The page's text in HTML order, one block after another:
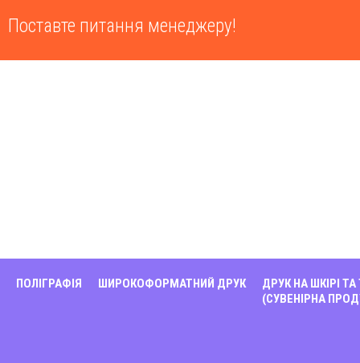
Поставте питання менеджеру!
ПОЛІГРАФІЯ ШИРОКОФОРМАТНИЙ ДРУК
ДРУК НА ШКІРІ ТА
(СУВЕНІРНА